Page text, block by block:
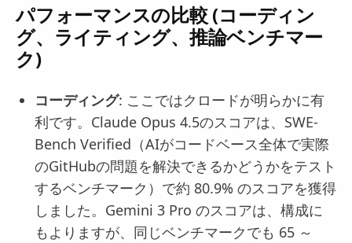
パフォーマンスの比較 (コーディン
グ、ライティング、推論ベンチマー
ク)
コーディング: ここではクロードが明らかに有
利です。Claude Opus 4.5のスコアは、SWE-
Bench Verified（AIがコードベース全体で実際
のGitHubの問題を解決できるかどうかをテスト
するベンチマーク）で約 80.9% のスコアを獲得
しました。Gemini 3 Pro のスコアは、構成に
もよりますが、同じベンチマークでも 65 ～